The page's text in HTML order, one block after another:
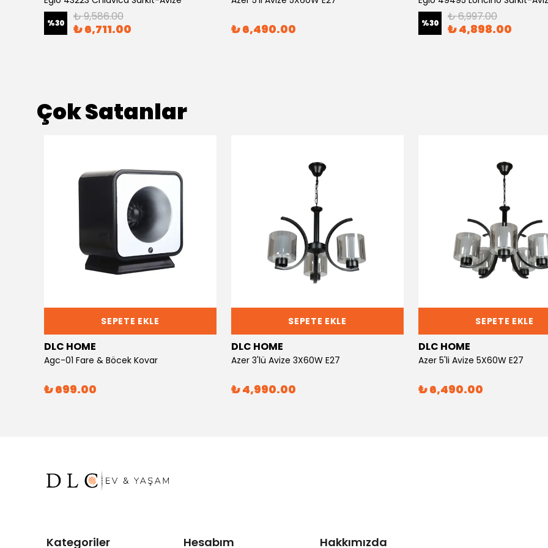
%30 ₺ 9,586.00
₺ 6,711.00 ₺ 6,490.00 %30 ₺ 6,997.00
₺ 4,898.00
Çok Satanlar
SEPETE EKLE
DLC HOME
Agc-01 Fare & Böcek Kovar
₺ 699.00
SEPETE EKLE
DLC HOME
Azer 3'lü Avize 3X60W E27
₺ 4,990.00
SEPETE EKLE
DLC HOME
Azer 5'li Avize 5X60W E27
₺ 6,490.00
Kategoriler Hesabım Hakkımızda